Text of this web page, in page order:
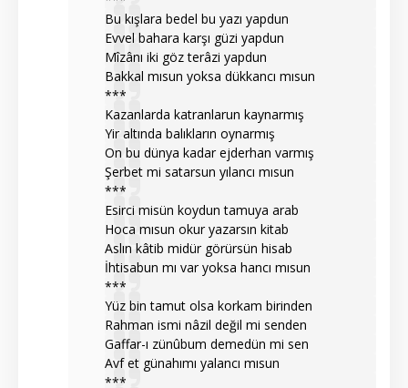
Bu kışlara bedel bu yazı yapdun
Evvel bahara karşı güzi yapdun
Mîzânı iki göz terâzi yapdun
Bakkal mısun yoksa dükkancı mısun
***
Kazanlarda katranlarun kaynarmış
Yir altında balıkların oynarmış
On bu dünya kadar ejderhan varmış
Şerbet mi satarsun yılancı mısun
***
Esirci misün koydun tamuya arab
Hoca mısun okur yazarsın kitab
Aslın kâtib midür görürsün hisab
İhtisabun mı var yoksa hancı mısun
***
Yüz bin tamut olsa korkam birinden
Rahman ismi nâzil değil mi senden
Gaffar-ı zünûbum demedün mi sen
Avf et günahımı yalancı mısun
***